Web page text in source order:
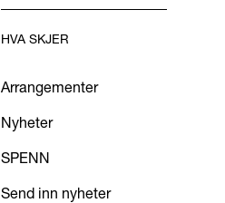
HVA SKJER
Arrangementer
Nyheter
SPENN
Send inn nyheter